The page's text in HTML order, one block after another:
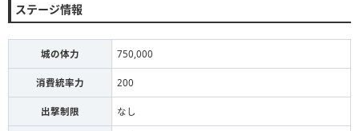
ステージ情報
城の体力 750,000
消費統率力 200
出撃制限 なし